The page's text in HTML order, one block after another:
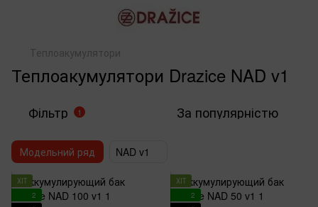
Теплоакумулятори
Теплоакумулятори Drazice NAD v1
Фільтр 1 За популярністю
Модельний ряд NAD v1
ХІТ
2
ХІТ
2